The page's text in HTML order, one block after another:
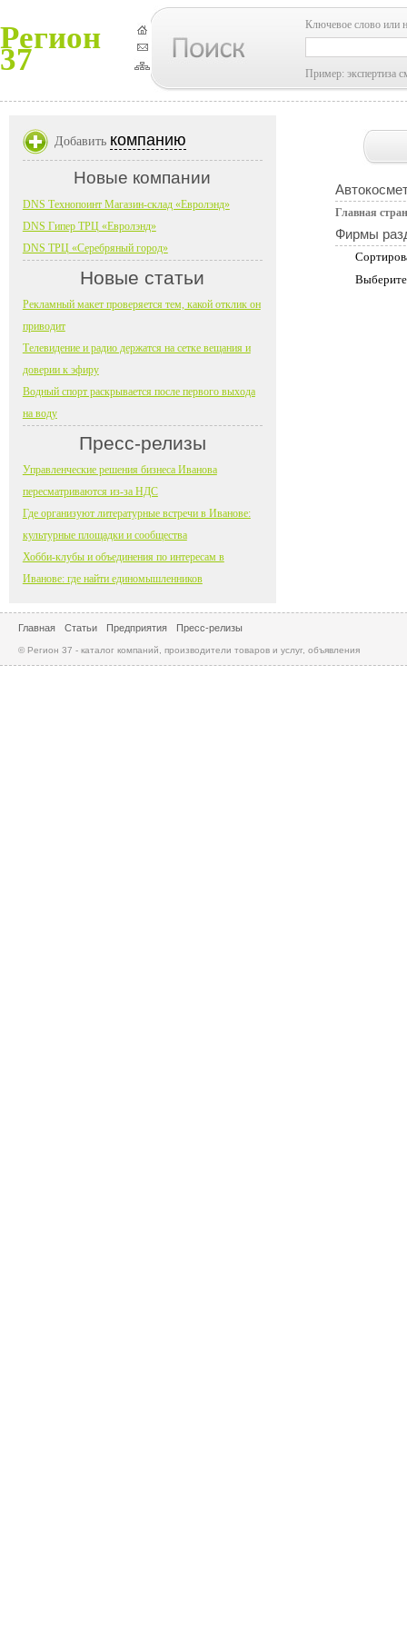
Регион
37
Ключевое слово или
Пример: экспертиза
Главная
Фирмы
Добавить компанию
Новые компании
DNS Технопоинт Магазин-склад «Евролэнд»
DNS Гипер ТРЦ «Евролэнд»
DNS ТРЦ «Серебряный город»
Новые статьи
Рекламный макет проверяется тем, какой отклик он
приводит
Телевидение и радио держатся на сетке вещания и
доверии к эфиру
Водный спорт раскрывается после первого выхода
на воду
Пресс-релизы
Управленческие решения бизнеса Иванова
пересматриваются из-за НДС
Где организуют литературные встречи в Иванове:
культурные площадки и сообщества
Хобби-клубы и объединения по интересам в
Иванове: где найти единомышленников
Главная Статьи Предприятия Пресс-релизы
© Регион 37 - каталог компаний, производители товаров и услуг, объявления